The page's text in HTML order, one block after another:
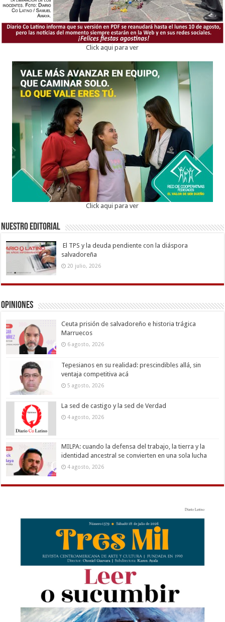
Click aqui para ver
Click aqui para ver
Nuestro Editorial
El TPS y la deuda pendiente con la diáspora
salvadoreña
20 julio, 2026
Opiniones
Ceuta prisión de salvadoreño e historia trágica
Marruecos
6 agosto, 2026
Tepesianos en su realidad: prescindibles allá, sin
ventaja competitiva acá
5 agosto, 2026
La sed de castigo y la sed de Verdad
4 agosto, 2026
MILPA: cuando la defensa del trabajo, la tierra y la
identidad ancestral se convierten en una sola lucha
4 agosto, 2026